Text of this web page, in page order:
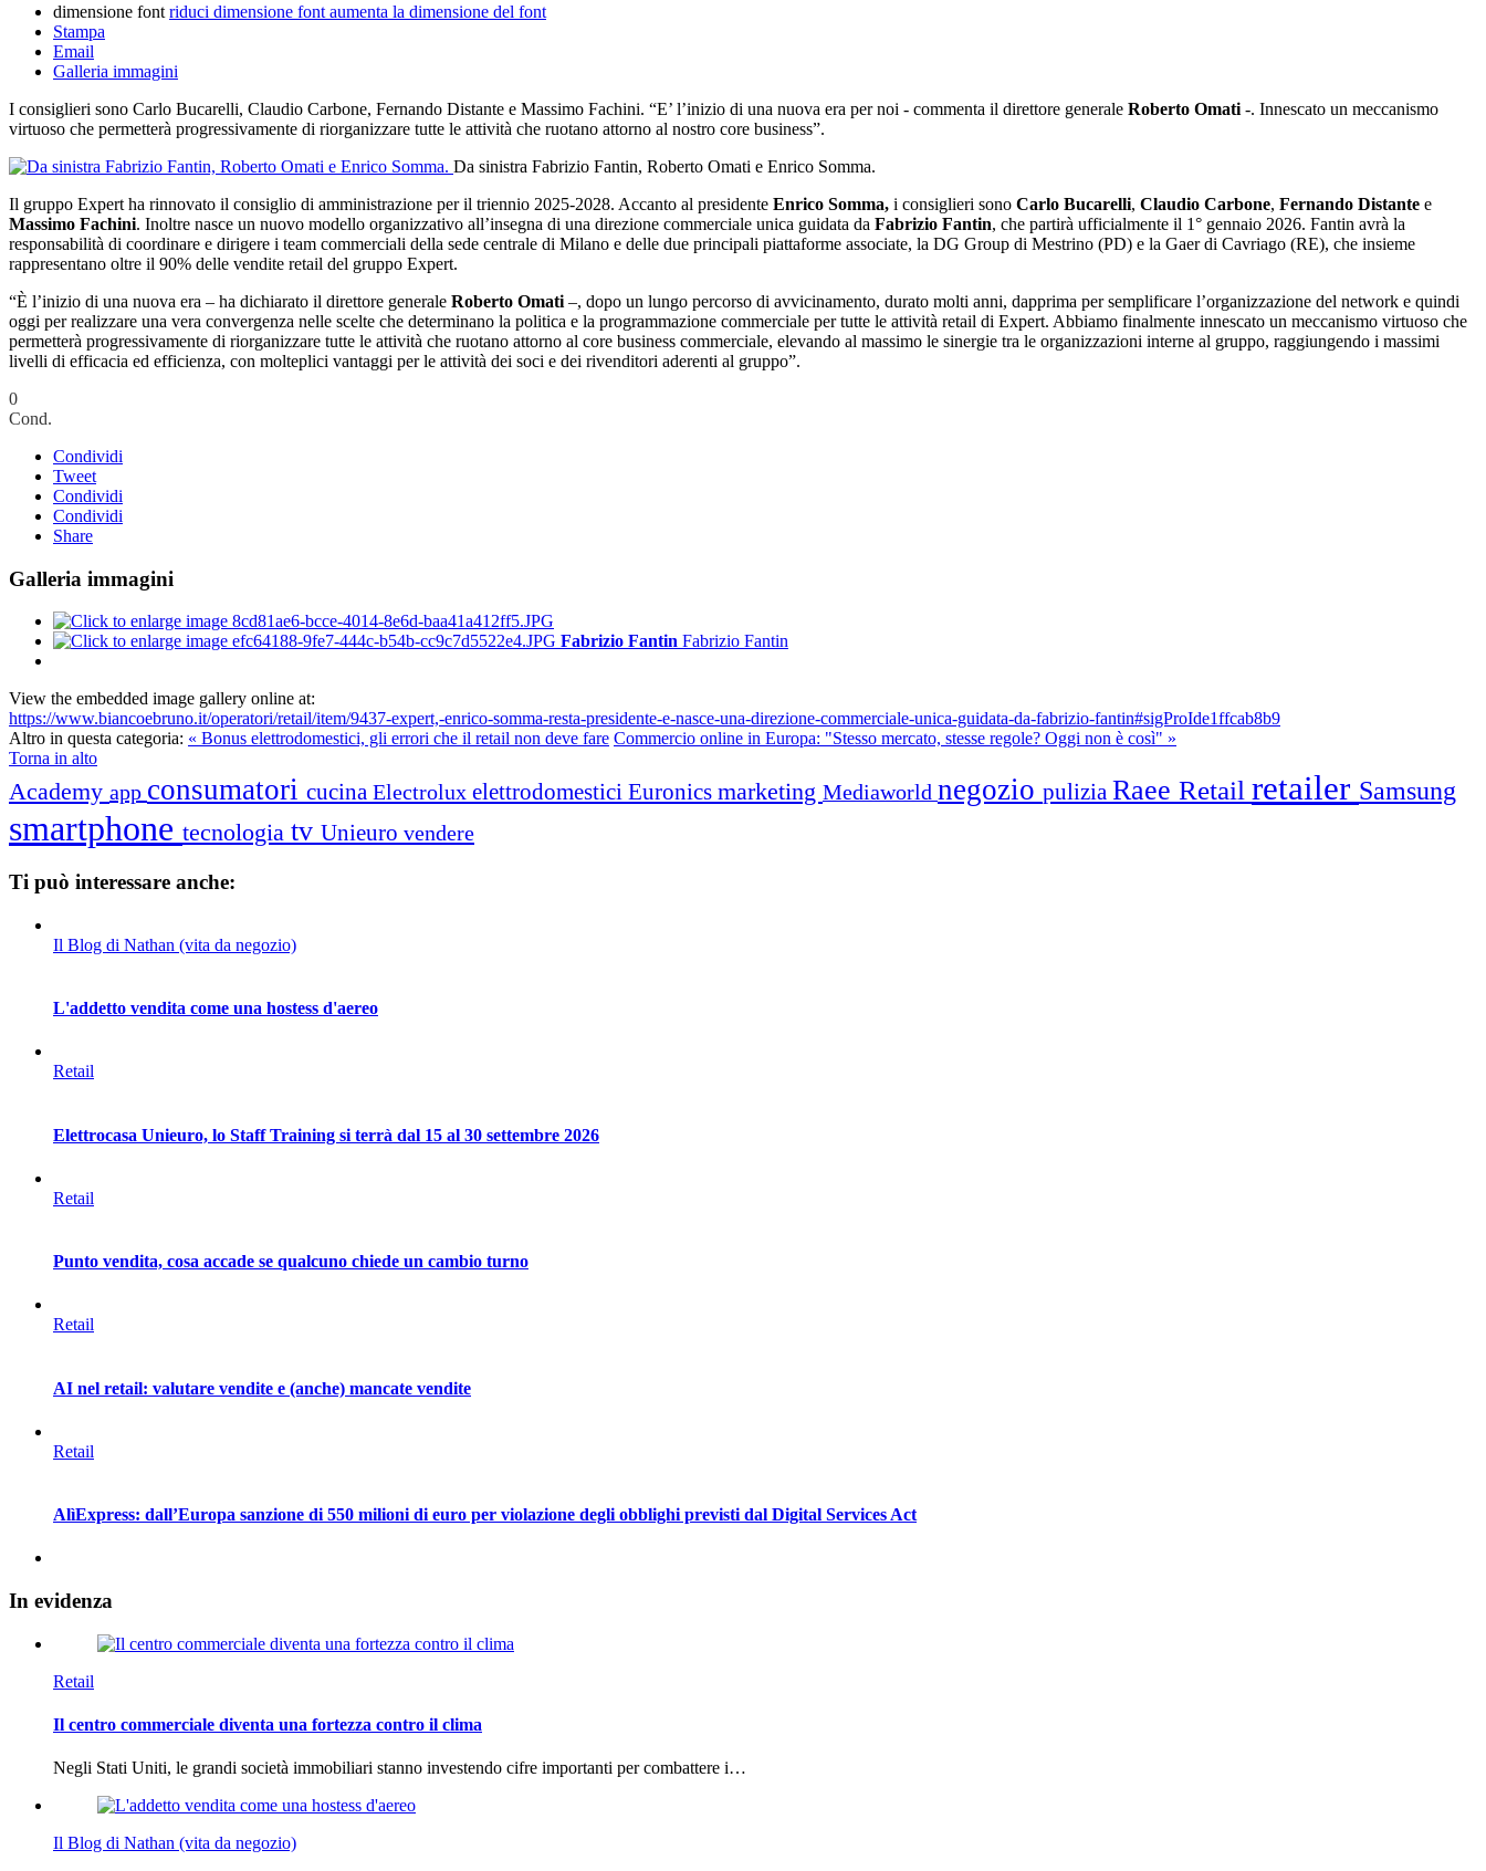
dimensione font riduci dimensione font aumenta la dimensione del font
Stampa
Email
Galleria immagini
I consiglieri sono Carlo Bucarelli, Claudio Carbone, Fernando Distante e Massimo Fachini. “E’ l’inizio di una nuova era per noi - commenta il direttore generale Roberto Omati -. Innescato un meccanismo
virtuoso che permetterà progressivamente di riorganizzare tutte le attività che ruotano attorno al nostro core business”.
Da sinistra Fabrizio Fantin, Roberto Omati e Enrico Somma.
Il gruppo Expert ha rinnovato il consiglio di amministrazione per il triennio 2025-2028. Accanto al presidente Enrico Somma, i consiglieri sono Carlo Bucarelli, Claudio Carbone, Fernando Distante e
Massimo Fachini. Inoltre nasce un nuovo modello organizzativo all’insegna di una direzione commerciale unica guidata da Fabrizio Fantin, che partirà ufficialmente il 1° gennaio 2026. Fantin avrà la
responsabilità di coordinare e dirigere i team commerciali della sede centrale di Milano e delle due principali piattaforme associate, la DG Group di Mestrino (PD) e la Gaer di Cavriago (RE), che insieme
rappresentano oltre il 90% delle vendite retail del gruppo Expert.
“È l’inizio di una nuova era – ha dichiarato il direttore generale Roberto Omati –, dopo un lungo percorso di avvicinamento, durato molti anni, dapprima per semplificare l’organizzazione del network e quindi
oggi per realizzare una vera convergenza nelle scelte che determinano la politica e la programmazione commerciale per tutte le attività retail di Expert. Abbiamo finalmente innescato un meccanismo virtuoso che
permetterà progressivamente di riorganizzare tutte le attività che ruotano attorno al core business commerciale, elevando al massimo le sinergie tra le organizzazioni interne al gruppo, raggiungendo i massimi
livelli di efficacia ed efficienza, con molteplici vantaggi per le attività dei soci e dei rivenditori aderenti al gruppo”.
0
Cond.
Condividi
Tweet
Condividi
Condividi
Share
Galleria immagini
Fabrizio Fantin Fabrizio Fantin
View the embedded image gallery online at:
https://www.biancoebruno.it/operatori/retail/item/9437-expert,-enrico-somma-resta-presidente-e-nasce-una-direzione-commerciale-unica-guidata-da-fabrizio-fantin#sigProIde1ffcab8b9
Altro in questa categoria: « Bonus elettrodomestici, gli errori che il retail non deve fare Commercio online in Europa: "Stesso mercato, stesse regole? Oggi non è così" »
Torna in alto
Academy app consumatori cucina Electrolux elettrodomestici Euronics marketing Mediaworld negozio pulizia Raee Retail retailer Samsung
smartphone tecnologia tv Unieuro vendere
Ti può interessare anche:
Il Blog di Nathan (vita da negozio)
L'addetto vendita come una hostess d'aereo
Retail
Elettrocasa Unieuro, lo Staff Training si terrà dal 15 al 30 settembre 2026
Retail
Punto vendita, cosa accade se qualcuno chiede un cambio turno
Retail
AI nel retail: valutare vendite e (anche) mancate vendite
Retail
AlìExpress: dall’Europa sanzione di 550 milioni di euro per violazione degli obblighi previsti dal Digital Services Act
In evidenza
Retail
Il centro commerciale diventa una fortezza contro il clima
Negli Stati Uniti, le grandi società immobiliari stanno investendo cifre importanti per combattere i…
Il Blog di Nathan (vita da negozio)